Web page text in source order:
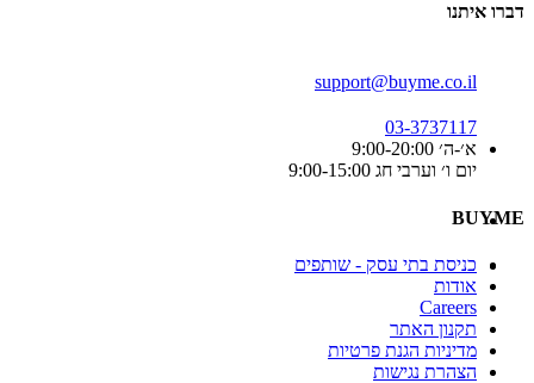
דברו איתנו
support@buyme.co.il
03-3737117
א׳-ה׳ 9:00-20:00
יום ו׳ וערבי חג 9:00-15:00
BUYME
כניסת בתי עסק - שותפים
אודות
Careers
תקנון האתר
מדיניות הגנת פרטיות
הצהרת נגישות